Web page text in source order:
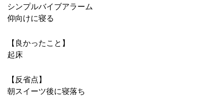
シンプルバイブアラーム
仰向けに寝る
【良かったこと】
起床
【反省点】
朝スイーツ後に寝落ち